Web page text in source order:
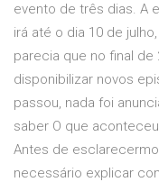
evento de três dias. A
irá até o dia 10 de
parecia que no final de
disponibilizar novos
passou, nada foi
saber O que
Antes de
necessário explicar